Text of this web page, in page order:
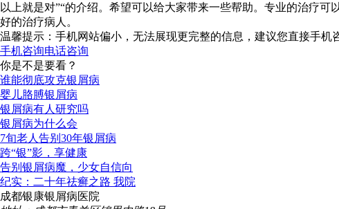
以上就是对”“的介绍。希望可以给大家带来一些帮助。专业的治疗
好的治疗病人。
温馨提示：手机网站偏小，无法展现更完整的信息，建议您直接手机
手机咨询电话咨询
你是不是要看？
谁能彻底攻克银屑病
婴儿胳膊银屑病
银屑病有人研究吗
银屑病为什么会
7旬老人告别30年银屑病
跨“银”影，享健康
告别银屑病魔，少女自信向
纪实：二十年祛癣之路 我院
成都银康银屑病医院